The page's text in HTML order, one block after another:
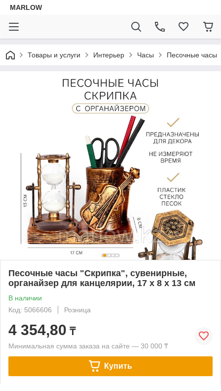
MARLOW
Товары и услуги Интерьер Часы Песочные часы
Песочные часы "Скрипка", сувенирные,
органайзер для канцелярии, 17 х 8 х 13 см
В наличии
Код: 5066606
Розница
4 354,80 ₸
Минимальная сумма заказа на сайте — 30 000 ₸
Купить